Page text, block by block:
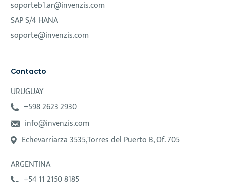
soporteb1.ar@invenzis.com
SAP S/4 HANA
soporte@invenzis.com
Contacto
URUGUAY
+598 2623 2930
info@invenzis.com
Echevarriarza 3535,Torres del Puerto B, Of. 705
ARGENTINA